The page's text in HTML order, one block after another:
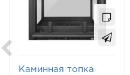
Каминная топка